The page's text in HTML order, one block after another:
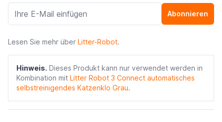
Abonnieren
Lesen Sie mehr über Litter-Robot.
Hinweis. Dieses Produkt kann nur verwendet werden in
Kombination mit Litter Robot 3 Connect automatisches
selbstreinigendes Katzenklo Grau.